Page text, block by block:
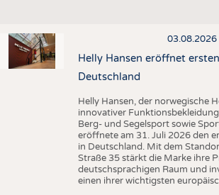
03.08.2026
Helly Hansen eröffnet
Deutschland
Helly Hansen, der norwegische
innovativer
Berg- und Segelsport sowie
eröffnete am 31. Juli 2026 den
in Deutschland. Mit dem
Straße 35 stärkt die Marke ihre
deutschsprachigen Raum und
einen ihrer wichtigsten